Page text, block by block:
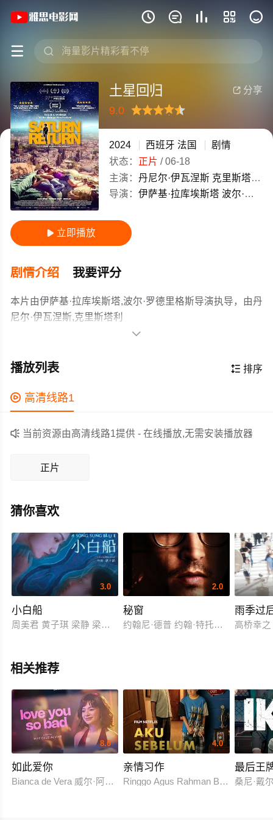
    
 
《土星回归》(2024)西班牙 / 法国西班
 分享
土星回归
9.0
很差较差
还行推荐力荐
2024 西班牙 法国
剧情
状态： 正片 /06-18
主演： 丹尼尔·伊瓦涅斯 克里斯塔利诺
导演： 伊萨基·拉库埃斯塔 波尔·罗德里格斯
 立即播放
剧情介绍 我要评分
本片由伊萨基·拉库埃斯塔,波尔·罗德里格斯导演执导，由丹
尼尔·伊瓦涅斯,克里斯塔利
诺,Stéphanie,Magnin,Mafo,Chesco,Ruiz,Daniel,Molina,爱
伏、扣人心弦，领广大剧情片爱好者和观众们都期待不
Planetas is about to record their third album. But with the
success…or total destruction. Can they come together
against all odds or collapse in a ball of fire?
作为一部 上映的剧情电影，在当期同类题材影片中具有一
定的看点，在演员表现和剧情架构上也都有不错的亮点，
剧情紧凑，角色塑造鲜明，适合喜欢剧情类电影的观众观

 排序
播放列表
 高清线路1
 当前资源由高清线路1提供 - 在线播放,无需安装播放器
正片
猜你喜欢
3.0
小白船
周美君 黄子琪 梁静 梁龙 刘莲姬 陆星 张新园 朱宏嘉 杜维瀚
2.0
秘窗
约翰尼·德普 约翰·特托罗 玛丽亚·贝
雨季过
高桥幸
相关推荐
8.0
如此爱你
Bianca de Vera 威尔·阿什利·德莱昂
4.0
亲情习作
Ringgo Agus Rahman Bima Sena
最后王
桑尼·戴